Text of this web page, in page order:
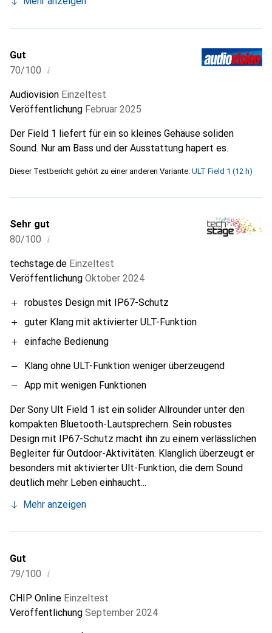
Gut
70/100 i
Audiovision Einzeltest
Veröffentlichung Februar 2025
Der Field 1 liefert für ein so kleines Gehäuse soliden
Sound. Nur am Bass und der Ausstattung hapert es.
Dieser Testbericht gehört zu einer anderen Variante: ULT Field 1 (12 h)
Sehr gut
80/100 i
techstage.de Einzeltest
Veröffentlichung Oktober 2024
robustes Design mit IP67-Schutz
guter Klang mit aktivierter ULT-Funktion
einfache Bedienung
Klang ohne ULT-Funktion weniger überzeugend
App mit wenigen Funktionen
Der Sony Ult Field 1 ist ein solider Allrounder unter den
kompakten Bluetooth-Lautsprechern. Sein robustes
Design mit IP67-Schutz macht ihn zu einem verlässlichen
Begleiter für Outdoor-Aktivitäten. Klanglich überzeugt er
besonders mit aktivierter Ult-Funktion, die dem Sound
deutlich mehr Leben einhaucht...
Mehr anzeigen
Gut
79/100 i
CHIP Online Einzeltest
Veröffentlichung September 2024